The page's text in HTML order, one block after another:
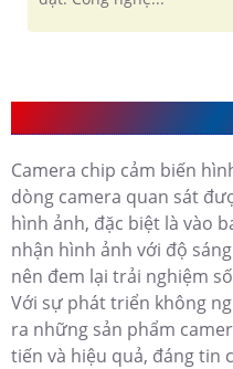
Camera chip cảm biến
dòng camera quan sát
hình ảnh, đặc biệt là vào
nhận hình ảnh với độ
nên đem lại trải nghiệm
Với sự phát triển không
ra những sản phẩm
tiến và hiệu quả, đáng tin